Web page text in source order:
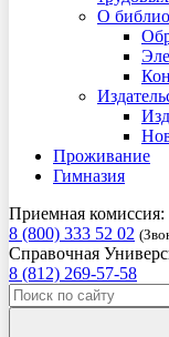
О
Проживание
Гимназия
Приемная комиссия:
8 (800) 333 52 02
Справочная
8 (812) 269-57-58